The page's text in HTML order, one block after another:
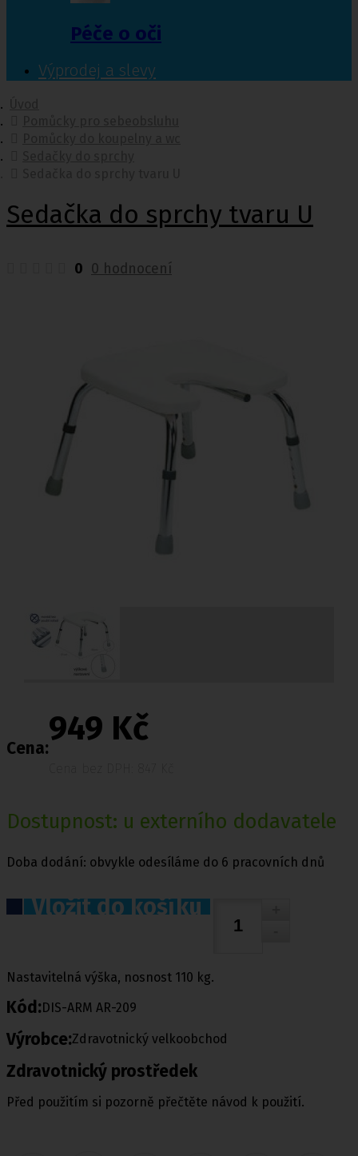
Péče o oči
Výprodej a slevy
Sedačka do sprchy tvaru U
0 0 hodnocení
Cena:
949 Kč
Dostupnost: u externího dodavatele
Doba dodání: obvykle odesíláme do 6 pracovních dnů
Vložit do košíku
Nastavitelná výška, nosnost 110 kg.
Kód:DIS-ARM AR-209
Výrobce:Zdravotnický velkoobchod
Zdravotnický prostředek
Před použitím si pozorně přečtěte návod k použití.